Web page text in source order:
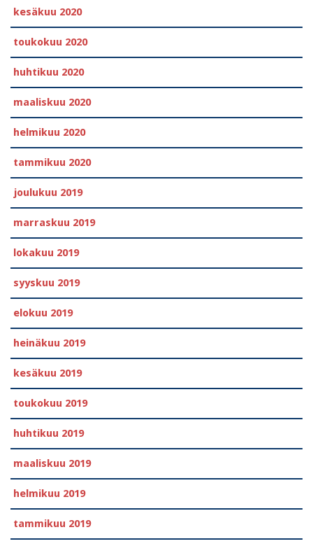
kesäkuu 2020
toukokuu 2020
huhtikuu 2020
maaliskuu 2020
helmikuu 2020
tammikuu 2020
joulukuu 2019
marraskuu 2019
lokakuu 2019
syyskuu 2019
elokuu 2019
heinäkuu 2019
kesäkuu 2019
toukokuu 2019
huhtikuu 2019
maaliskuu 2019
helmikuu 2019
tammikuu 2019